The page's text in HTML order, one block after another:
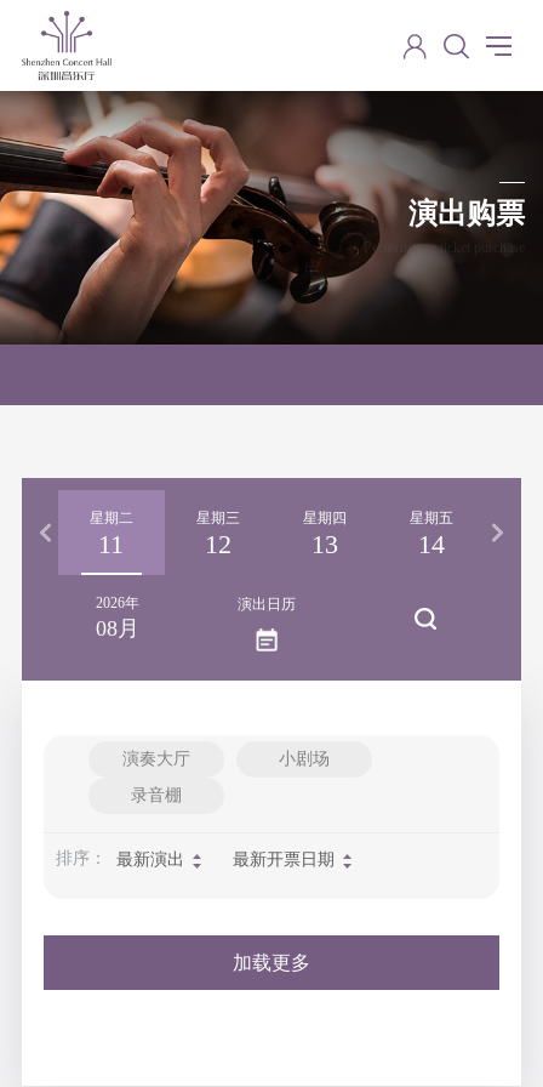
演出购票
Performance ticket purchase
星期二
11
星期三
12
星期四
13
星期五
14
2026年
08月
演出日历
演奏大厅
小剧场
录音棚
排序： 最新演出 最新开票日期
加载更多